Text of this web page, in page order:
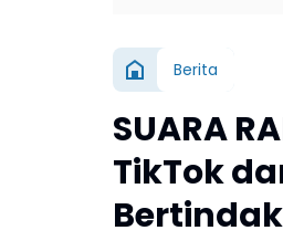
Berita
SUARA
TikTok